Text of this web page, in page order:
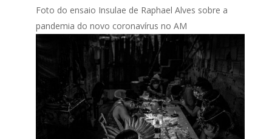
Foto do ensaio Insulae de Raphael Alves sobre a
pandemia do novo coronavírus no AM